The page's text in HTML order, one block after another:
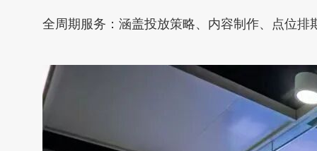
全周期服务：涵盖投放策略、内容制作、点位